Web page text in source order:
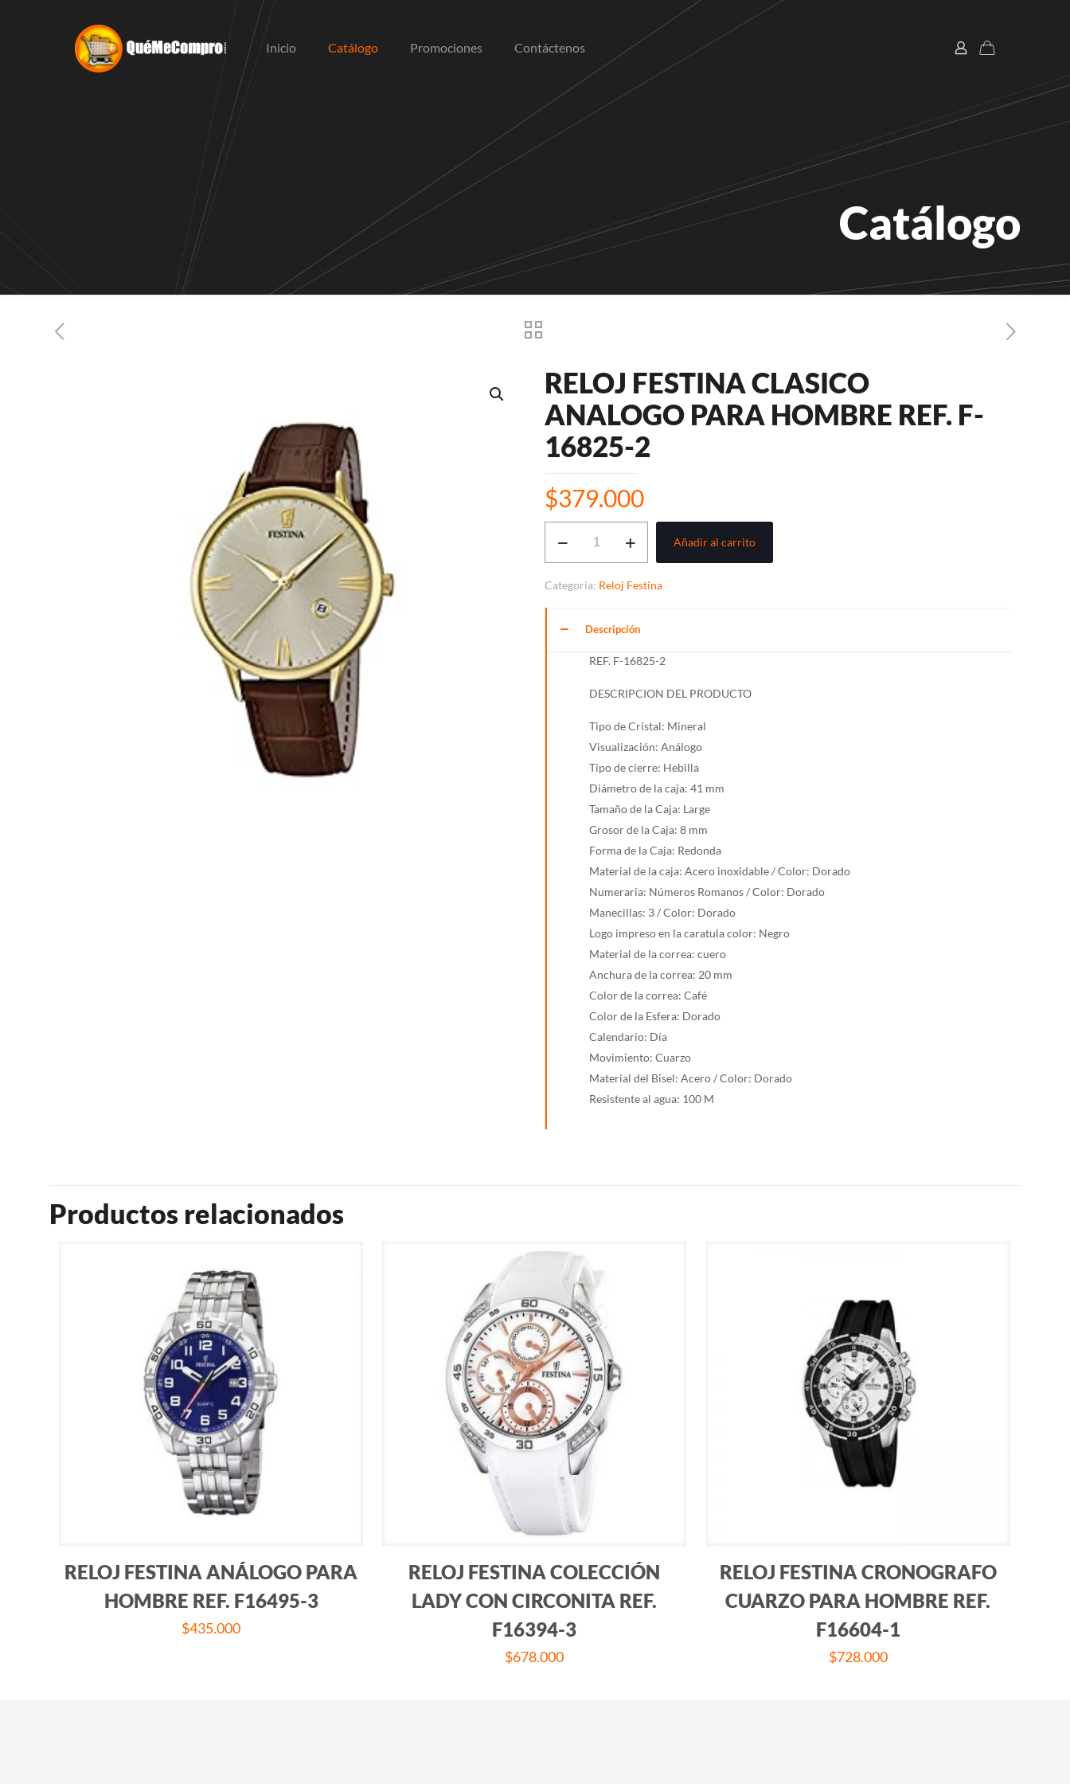
Inicio Catálogo Promociones Contáctenos
Catálogo
RELOJ FESTINA CLASICO
ANALOGO PARA HOMBRE REF. F-
16825-2
$379.000
ANALOGO
HOMBRE
Añadir al carrito
Categoría: Reloj Festina
Descripción
REF. F-16825-2
DESCRIPCION DEL PRODUCTO
Tipo de Cristal: Mineral
Visualización: Análogo
Tipo de cierre: Hebilla
Diámetro de la caja: 41 mm
Tamaño de la Caja: Large
Grosor de la Caja: 8 mm
Forma de la Caja: Redonda
Material de la caja: Acero inoxidable / Color: Dorado
Numeraria: Números Romanos / Color: Dorado
Manecillas: 3 / Color: Dorado
Logo impreso en la caratula color: Negro
Material de la correa: cuero
Anchura de la correa: 20 mm
Color de la correa: Café
Color de la Esfera: Dorado
Calendario: Día
Movimiento: Cuarzo
Material del Bisel: Acero / Color: Dorado
Resistente al agua: 100 M
Productos relacionados
RELOJ FESTINA ANÁLOGO PARA
HOMBRE REF. F16495-3
$435.000
RELOJ FESTINA COLECCIÓN
LADY CON CIRCONITA REF.
F16394-3
$678.000
RELOJ FESTINA CRONOGRAFO
CUARZO PARA HOMBRE REF.
F16604-1
$728.000